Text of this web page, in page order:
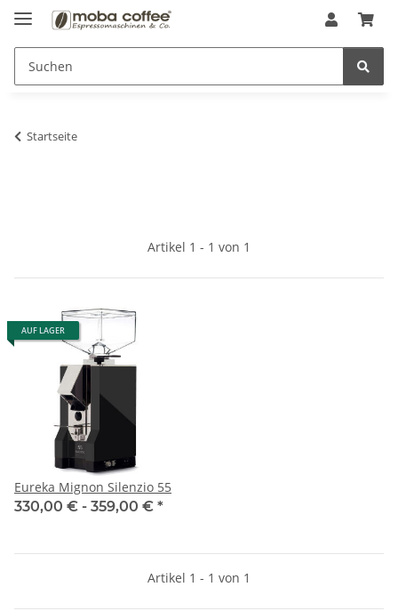
Startseite
Artikel 1 - 1 von 1
AUF LAGER
Eureka Mignon Silenzio 55
330,00 € - 359,00 € *
Artikel 1 - 1 von 1